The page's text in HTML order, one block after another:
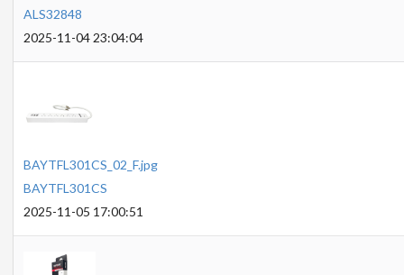
ALS32848
2025-11-04 23:04:04
BAYTFL301CS_02_F.jpg
BAYTFL301CS
2025-11-05 17:00:51